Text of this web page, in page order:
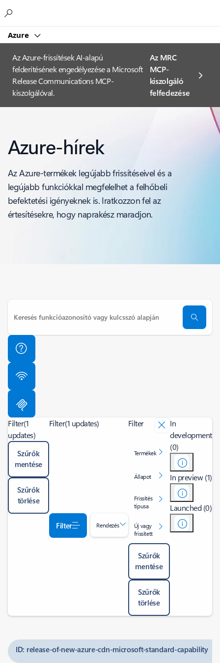
Azure
Az Azure-frissítések AI-alapú
felderítésének engedélyezése a Microsoft
Release Communications MCP-
kiszolgálóval.
Az MRC
MCP-
kiszolgáló
felfedezése
Azure-hírek
Az Azure-termékek legújabb frissítéseivel és a
legújabb funkciókkal megfelelhet a felhőbeli
befektetési igényeknek is. Iratkozzon fel az
értesítésekre, hogy naprakész maradjon.
Filter(1
updates)
Szűrők
mentése
Szűrők
törlése
Filter(1 updates)
Filter Rendezés
Filter
Termékek
Állapot
Frissítés
típusa
Új vagy
frissített
Szűrők
mentése
Szűrők
törlése
In
development
(0)
In preview (1)
Launched (0)
ID: release-of-new-azure-cdn-microsoft-standard-capability